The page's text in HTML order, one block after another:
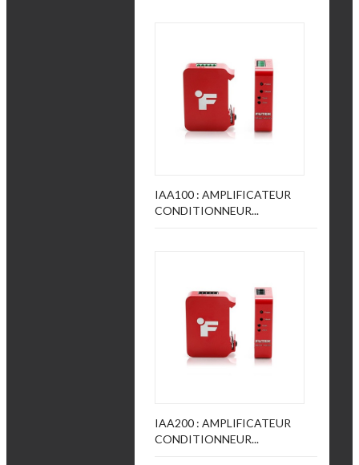
IAA100 : AMPLIFICATEUR
CONDITIONNEUR...
IAA200 : AMPLIFICATEUR
CONDITIONNEUR...